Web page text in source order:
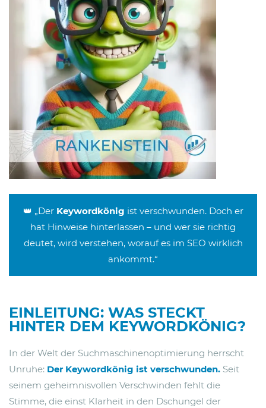
👑 „Der Keywordkönig ist verschwunden. Doch er
hat Hinweise hinterlassen – und wer sie richtig
deutet, wird verstehen, worauf es im SEO wirklich
ankommt.“
EINLEITUNG: WAS STECKT
HINTER DEM KEYWORDKÖNIG?
In der Welt der Suchmaschinenoptimierung herrscht
Unruhe: Der Keywordkönig ist verschwunden. Seit
seinem geheimnisvollen Verschwinden fehlt die
Stimme, die einst Klarheit in den Dschungel der